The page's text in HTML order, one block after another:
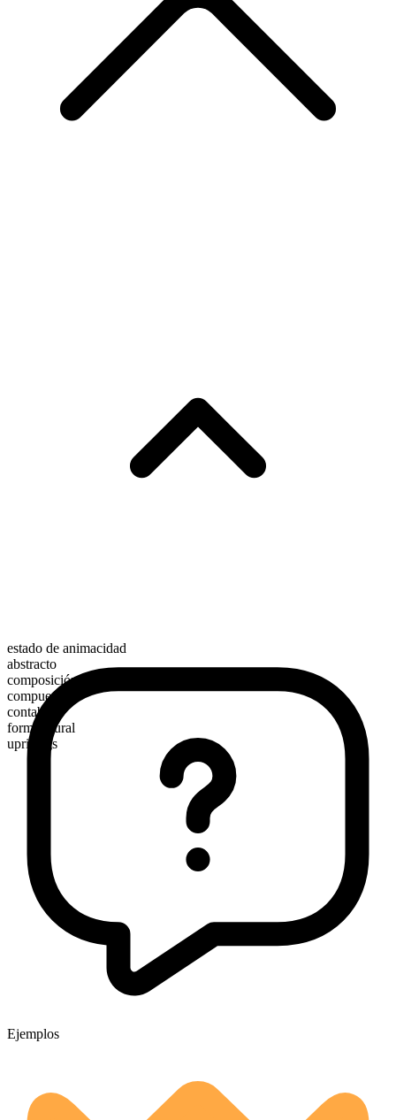
estado de animacidad
abstracto
composición morfológica
compuesto
contable
forma plural
uprisings
Ejemplos